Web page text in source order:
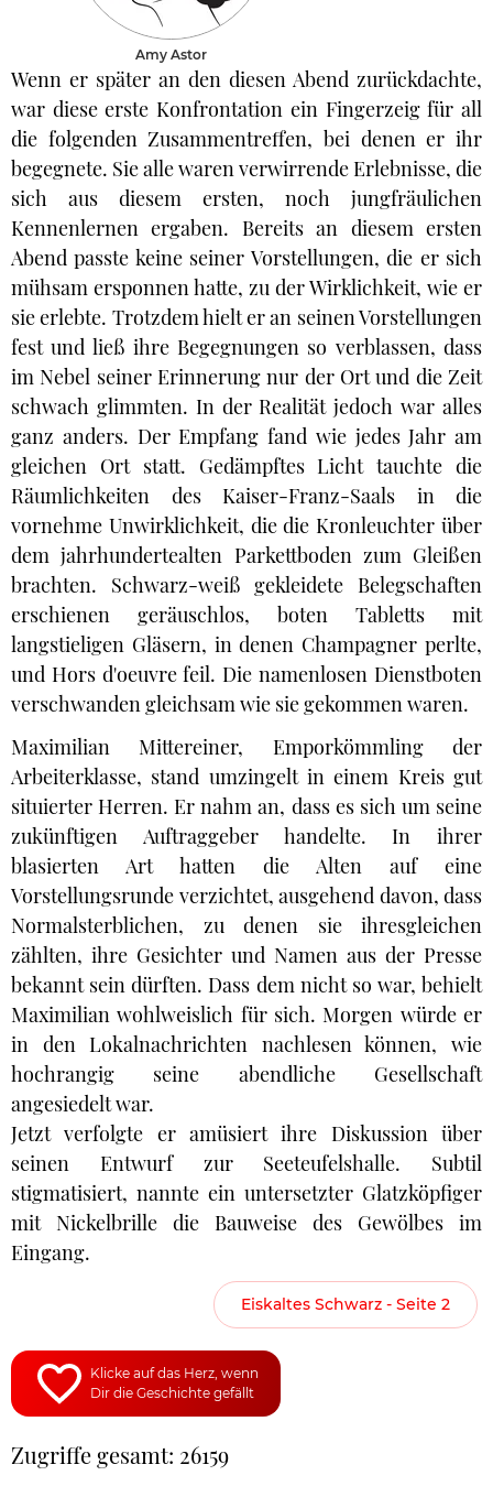
Amy Astor
Wenn er später an den diesen Abend zurückdachte,
war diese erste Konfrontation ein Fingerzeig für all
die folgenden Zusammentreffen, bei denen er ihr
begegnete. Sie alle waren verwirrende Erlebnisse, die
sich aus diesem ersten, noch jungfräulichen
Kennenlernen ergaben. Bereits an diesem ersten
Abend passte keine seiner Vorstellungen, die er sich
mühsam ersponnen hatte, zu der Wirklichkeit, wie er
sie erlebte. Trotzdem hielt er an seinen Vorstellungen
fest und ließ ihre Begegnungen so verblassen, dass
im Nebel seiner Erinnerung nur der Ort und die Zeit
schwach glimmten. In der Realität jedoch war alles
ganz anders. Der Empfang fand wie jedes Jahr am
gleichen Ort statt. Gedämpftes Licht tauchte die
Räumlichkeiten des Kaiser-Franz-Saals in die
vornehme Unwirklichkeit, die die Kronleuchter über
dem jahrhundertealten Parkettboden zum Gleißen
brachten. Schwarz-weiß gekleidete Belegschaften
erschienen geräuschlos, boten Tabletts mit
langstieligen Gläsern, in denen Champagner perlte,
und Hors d'oeuvre feil. Die namenlosen Dienstboten
verschwanden gleichsam wie sie gekommen waren.
Maximilian Mittereiner, Emporkömmling der
Arbeiterklasse, stand umzingelt in einem Kreis gut
situierter Herren. Er nahm an, dass es sich um seine
zukünftigen Auftraggeber handelte. In ihrer
blasierten Art hatten die Alten auf eine
Vorstellungsrunde verzichtet, ausgehend davon, dass
Normalsterblichen, zu denen sie ihresgleichen
zählten, ihre Gesichter und Namen aus der Presse
bekannt sein dürften. Dass dem nicht so war, behielt
Maximilian wohlweislich für sich. Morgen würde er
in den Lokalnachrichten nachlesen können, wie
hochrangig seine abendliche Gesellschaft
angesiedelt war.
Jetzt verfolgte er amüsiert ihre Diskussion über
seinen Entwurf zur Seeteufelshalle. Subtil
stigmatisiert, nannte ein untersetzter Glatzköpfiger
mit Nickelbrille die Bauweise des Gewölbes im
Eingang.
Eiskaltes Schwarz - Seite 2
Klicke auf das Herz, wenn
Dir die Geschichte gefällt
Zugriffe gesamt: 26159